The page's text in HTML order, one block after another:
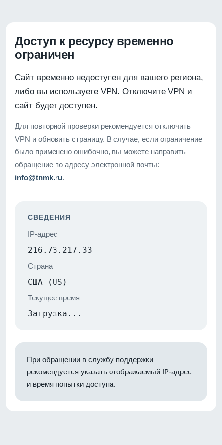
Доступ к ресурсу временно
ограничен
Сайт временно недоступен для вашего региона,
либо вы используете VPN. Отключите VPN и
сайт будет доступен.
Для повторной проверки рекомендуется отключить
VPN и обновить страницу. В случае, если ограничение
было применено ошибочно, вы можете направить
обращение по адресу электронной почты:
info@tnmk.ru.
СВЕДЕНИЯ
IP-адрес
216.73.217.33
Страна
США (US)
Текущее время
Загрузка...
При обращении в службу поддержки
рекомендуется указать отображаемый IP-адрес
и время попытки доступа.